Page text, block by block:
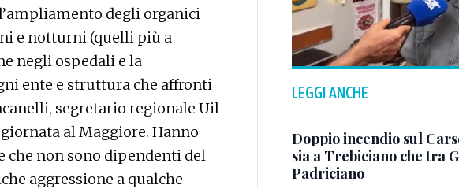
degli organici
e notturni (quelli più a
negli ospedali e la
ente e struttura che affronti
segretario regionale Uil
al Maggiore. Hanno
che non sono dipendenti del
aggressione a qualche
LEGGI ANCHE
Doppio incendio sul
sia a Trebiciano che tra
Padriciano